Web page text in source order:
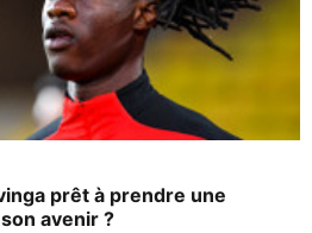
prêt à prendre une
avenir ?